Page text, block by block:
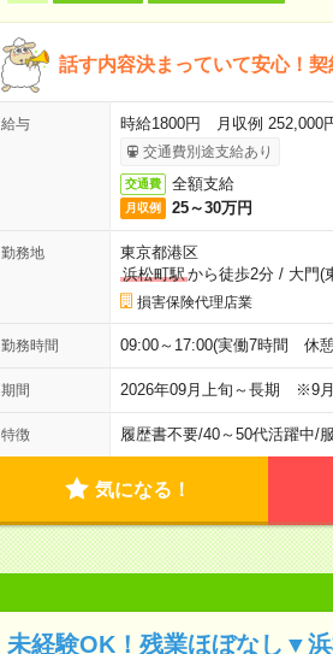
話す内容決まっていて安心！
給与 時給1800円 月収例 252,000
交通費別途支給あり
交通費 全額支給
月収例 25～30万円
勤務地
東京都港区
浜松町駅から徒歩2分/ 大門(
損害保険代理店業
勤務時間 09:00～17:00(実働7時間 休
期間 2026年09月上旬～長期 ※9月
特徴 履歴書不要/40～50代活躍中/
気になる！
未経験OK！残業ほぼなし▼